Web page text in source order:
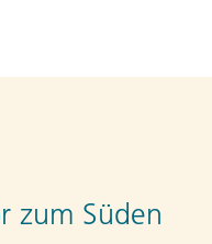
zum Süden